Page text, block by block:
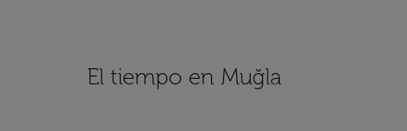
El tiempo en Muğla